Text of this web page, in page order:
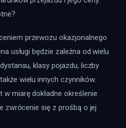
przewozu okazjonalnego
usługi będzie zależna od wielu
klasy pojazdu, liczby
wielu innych czynników.
miarę dokładne określenie
zwrócenie się z prośbą o jej